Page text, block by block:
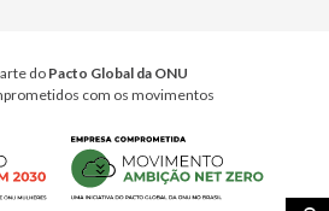
do Pacto Global da ONU
com os movimentos